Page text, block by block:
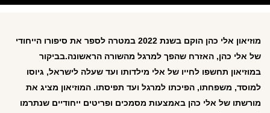
מוזיאון אלי כהן הוקם בשנת 2022 במטרה לספר את סיפורו הייחודי
של אלי כהן, האזרח שהפך למרגל מהשורה הראשונה.בביקור
במוזיאון תחשפו לחייו של אלי מילדותו ועד שעלה לישראל, גיוסו
למוסד, משפחתו, הפיכתו למרגל ועד תפיסתו. המוזיאון מציג את
מורשתו של אלי כהן באמצעות מסמכים ופריטים ייחודיים שנתרמו